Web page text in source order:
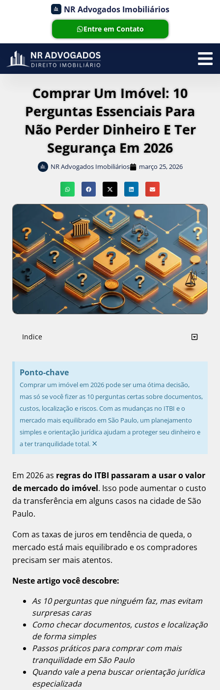
NR Advogados Imobiliários
Entre em Contato
Comprar Um Imóvel: 10
Perguntas Essenciais Para
Não Perder Dinheiro E Ter
Segurança Em 2026
NR Advogados Imobiliários março 25, 2026
Indice
Ponto-chave
Comprar um imóvel em 2026 pode ser uma ótima decisão,
mas só se você fizer as 10 perguntas certas sobre documentos,
custos, localização e riscos. Com as mudanças no ITBI e o
mercado mais equilibrado em São Paulo, um planejamento
simples e orientação jurídica ajudam a proteger seu dinheiro e
a ter tranquilidade total. ×
Em 2026 as regras do ITBI passaram a usar o valor
de mercado do imóvel. Isso pode aumentar o custo
da transferência em alguns casos na cidade de São
Paulo.
Com as taxas de juros em tendência de queda, o
mercado está mais equilibrado e os compradores
precisam ser mais atentos.
Neste artigo você descobre:
As 10 perguntas que ninguém faz, mas evitam
surpresas caras
Como checar documentos, custos e localização
de forma simples
Passos práticos para comprar com mais
tranquilidade em São Paulo
Quando vale a pena buscar orientação jurídica
especializada